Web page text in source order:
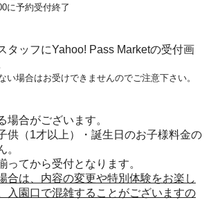
に予約受付終了
タッフにYahoo! Pass Marketの受付画
場合はお受けできませんのでご注意下さい。
場合がございます。
供（1才以上）・誕生日のお子様料金の
。
ってから受付となります。
合は、内容の変更や特別体験をお楽し
入園口で混雑することがございますの